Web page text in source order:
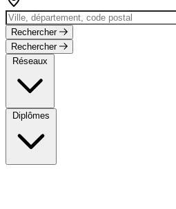
Rechercher
Rechercher
Réseaux
Diplômes